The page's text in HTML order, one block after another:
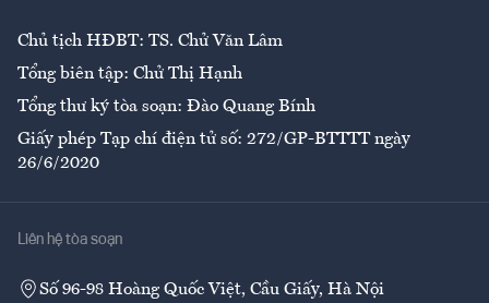
Chủ tịch HĐBT: TS. Chử Văn Lâm
Tổng biên tập: Chử Thị Hạnh
Tổng thư ký tòa soạn: Đào Quang Bính
Giấy phép Tạp chí điện tử số: 272/GP-BTTTT ngày
26/6/2020
Liên hệ tòa soạn
Số 96-98 Hoàng Quốc Việt, Cầu Giấy, Hà Nội